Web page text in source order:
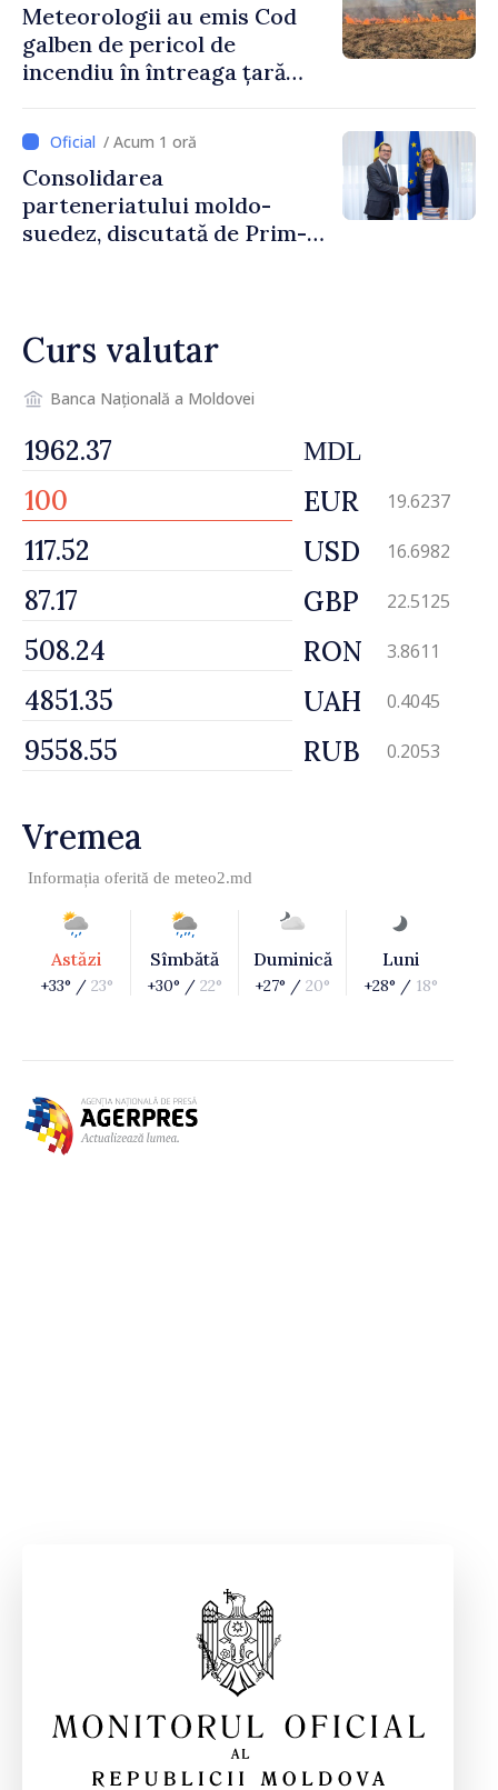
Meteorologii au emis Cod
galben de pericol de
incendiu în întreaga țară
/ Acum 1 oră
Consolidarea
parteneriatului moldo-
suedez, discutată de Prim-
Curs valutar
Banca Națională a Moldovei
MDL
EUR 19.6237
USD 16.6982
GBP 22.5125
RON 3.8611
UAH 0.4045
RUB 0.2053
Vremea
Informația oferită de meteo2.md
Astăzi
+33° / 23°
Sîmbătă
+30° / 22°
Duminică
+27° / 20°
Luni
+28° / 18°